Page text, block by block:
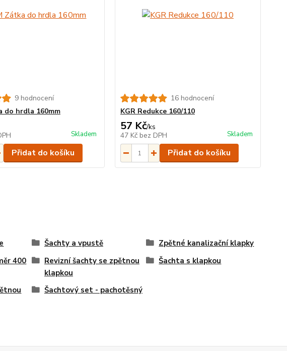
9 hodnocení
do hrdla 160mm
Skladem
Přidat do košíku
16 hodnocení
KGR Redukce 160/110
57 Kč/ks
47 Kč bez DPH Skladem
Přidat do košíku
Šachty a vpustě
Zpětné kanalizační klapky
400
Revizní šachty se zpětnou
klapkou
Šachta s klapkou
Šachtový set - pachotěsný